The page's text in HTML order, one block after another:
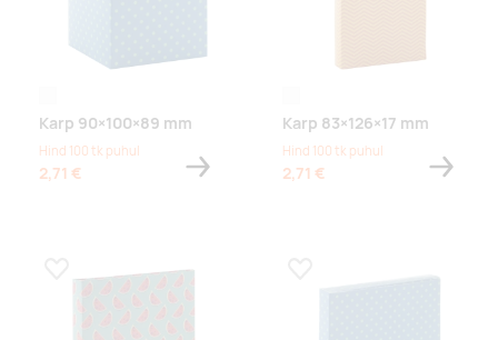
Karp 90×100×89 mm
Hind 100 tk puhul
2,71 €
Karp 83×126×17 mm
Hind 100 tk puhul
2,71 €
Lisa lemmikuks